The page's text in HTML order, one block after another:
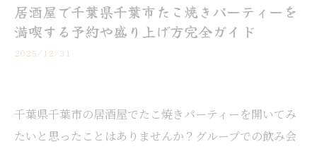
居酒屋で千葉県千葉市たこ焼きパーティーを
満喫する予約や盛り上げ方完全ガイド
2025/12/31
千葉県千葉市の居酒屋でたこ焼きパーティーを開いてみ
たいと思ったことはありませんか？グループでの飲み会